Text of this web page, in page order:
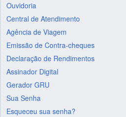
Ouvidoria
Central de Atendimento
Agência de Viagem
Emissão de Contra-cheques
Declaração de Rendimentos
Assinador Digital
Gerador GRU
Sua Senha
Esqueceu sua senha?